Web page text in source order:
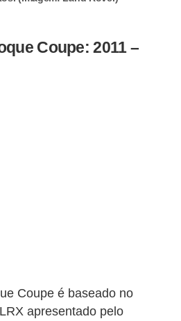
Coupe: 2011 –
Coupe é baseado no
apresentado pelo